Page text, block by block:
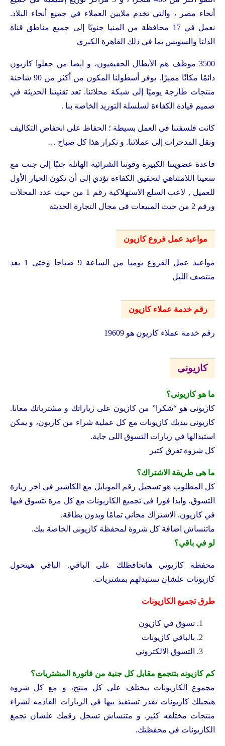
أنحاء مصر ، والتي تخدم ملايين العملاء في جميع أنحاء البلاد.
نعمل في 17 محافظة من المنيا جنوبًا إلى جميع مناطق قناة
الدلتا والسويس بما في ذلك القاهرة الكبرى
3500 موظف هم الأبطال الحقيقيون، و ايضا من جعلوا كازيون
دائمًا مكانًا مميزًا. يوفر أسطولنا المكون من أكثر من 90 شاحنة
منتجات طازجة يوميًا إلى شبكة محلاتنا. تعد تقنيتنا الحديثة في
صميم قيادة الكفاءة لسلسلة التوريد الخاصة بنا .
كانت فلسفتنا في العمل بسيطة ؛ الحفاظ على انخفاض التكاليف
ونقل المدخرات إلى عملائنا. و تكرار هذا كل صباح …
قاعدة عضويتنا الكبيرة وقوتنا الشرائية الهائلة جنبًا إلى جنب مع
سعينا اللامتناهي لتحقيق الكفاءة تؤدي إلى أن نكون الخيار الأول
للعميل , لاعب السلع الاستهلاكية رقم 1 من حيث عدد المحلات
ورقم 2 من حيث المبيعات فى مجال التجارة الحديثة
مواعيد عمل فروع كازيون
مواعيد عمل الفروع يوميا من الساعة 9 صباحا وحتى 1 بعد
منتصف الليل
رقم خدمة عملاء كازيون
رقم خدمة عملاء كازيون هو 19609
كازيونى
ما هو كازيونى؟
كازيونى هو “شكرا” من كازيون على زياراتك و مشترياتك معانا.
كازيونى بيديك كازيونات مع كل عملية شراء من كازيون، و يمكن
استبدالها في زيارات التسوق اللى جاية.
كل شروة تفرق كتير
ما هى طريقة الاشتراك؟
كل المطلوب هو تسجيل رقم الموبايل مع الكاشير في اخر زيارة
التسوق، وابدا فورا فى تجميع الكازيونات مع كل مرة تتسوق فيها
في كازيون. الاشتراك مجاني تمامًا وبدون بطاقة.
ماتنساش اضافة كل شروة لمحفظة كازيونى الخاصة بيك.
لو في باقي؟
محفظة كازيوني هاتحافظلك على الباقي. الباقي هيتحول
كازيونات علشان تستبدلهم بمشتريات.
طرق تجميع الكازيونات
تسوق في كازيون
بالباقي كازيونات
التسوق الالكتروني
كم كازيونه بتتجمع مقابل كل جنية من فاتورة المشتريات؟
مجموع الكازيونات بيختلف على كل منتج، و مع كل شروه
هيجيلك كازيونات تقدر تستفيد بيها في الزيارات القادمه لشراء
منتجات مختلفه كثير. و متنساش تسجل رقمك علشان تجمع
الكازيونات في محفظتك.